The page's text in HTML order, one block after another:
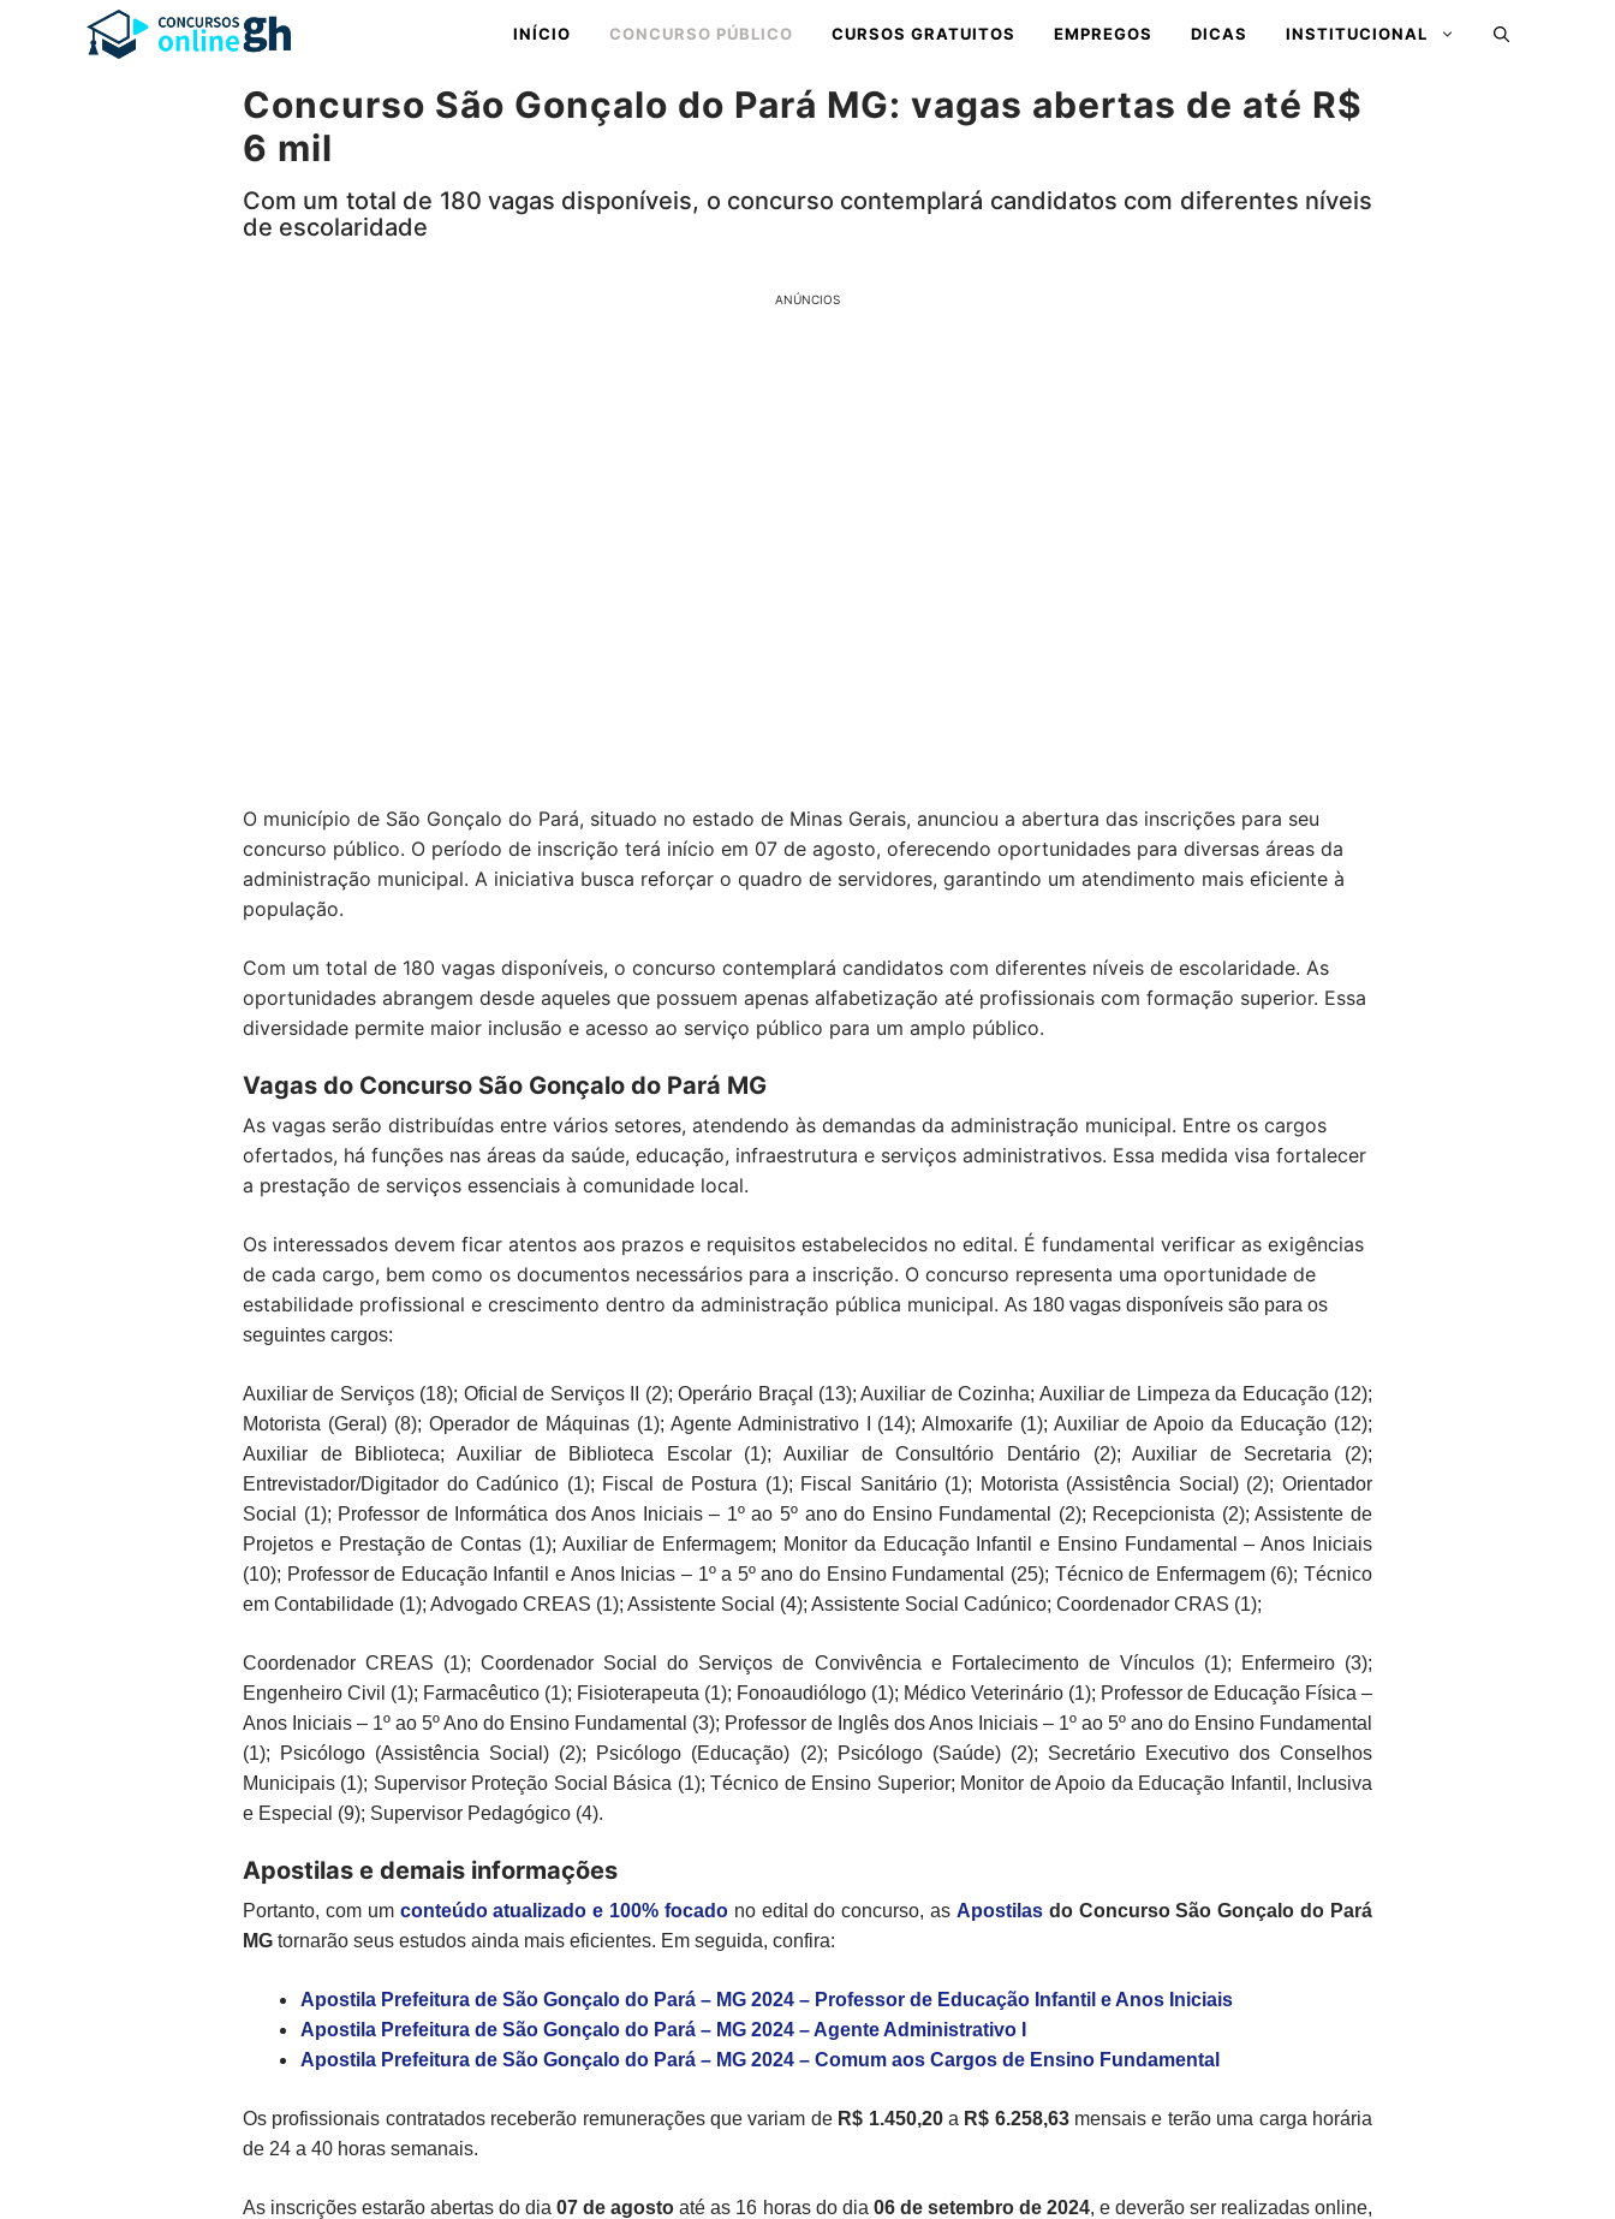
INÍCIO CONCURSO PÚBLICO CURSOS GRATUITOS EMPREGOS DICAS INSTITUCIONAL
Concurso São Gonçalo do Pará MG: vagas abertas de até R$
6 mil
Com um total de 180 vagas disponíveis, o concurso contemplará candidatos com diferentes níveis
de escolaridade
ANÚNCIOS
O município de São Gonçalo do Pará, situado no estado de Minas Gerais, anunciou a abertura das inscrições para seu
concurso público. O período de inscrição terá início em 07 de agosto, oferecendo oportunidades para diversas áreas da
administração municipal. A iniciativa busca reforçar o quadro de servidores, garantindo um atendimento mais eficiente à
população.
Com um total de 180 vagas disponíveis, o concurso contemplará candidatos com diferentes níveis de escolaridade. As
oportunidades abrangem desde aqueles que possuem apenas alfabetização até profissionais com formação superior. Essa
diversidade permite maior inclusão e acesso ao serviço público para um amplo público.
Vagas do Concurso São Gonçalo do Pará MG
As vagas serão distribuídas entre vários setores, atendendo às demandas da administração municipal. Entre os cargos
ofertados, há funções nas áreas da saúde, educação, infraestrutura e serviços administrativos. Essa medida visa fortalecer
a prestação de serviços essenciais à comunidade local.
Os interessados devem ficar atentos aos prazos e requisitos estabelecidos no edital. É fundamental verificar as exigências
de cada cargo, bem como os documentos necessários para a inscrição. O concurso representa uma oportunidade de
estabilidade profissional e crescimento dentro da administração pública municipal. As 180 vagas disponíveis são para os
seguintes cargos:
Auxiliar de Serviços (18); Oficial de Serviços II (2); Operário Braçal (13); Auxiliar de Cozinha; Auxiliar de Limpeza da Educação (12);
Motorista (Geral) (8); Operador de Máquinas (1); Agente Administrativo I (14); Almoxarife (1); Auxiliar de Apoio da Educação (12);
Auxiliar de Biblioteca; Auxiliar de Biblioteca Escolar (1); Auxiliar de Consultório Dentário (2); Auxiliar de Secretaria (2);
Entrevistador/Digitador do Cadúnico (1); Fiscal de Postura (1); Fiscal Sanitário (1); Motorista (Assistência Social) (2); Orientador
Social (1); Professor de Informática dos Anos Iniciais – 1º ao 5º ano do Ensino Fundamental (2); Recepcionista (2); Assistente de
Projetos e Prestação de Contas (1); Auxiliar de Enfermagem; Monitor da Educação Infantil e Ensino Fundamental – Anos Iniciais
(10); Professor de Educação Infantil e Anos Inicias – 1º a 5º ano do Ensino Fundamental (25); Técnico de Enfermagem (6); Técnico
em Contabilidade (1); Advogado CREAS (1); Assistente Social (4); Assistente Social Cadúnico; Coordenador CRAS (1);
Coordenador CREAS (1); Coordenador Social do Serviços de Convivência e Fortalecimento de Vínculos (1); Enfermeiro (3);
Engenheiro Civil (1); Farmacêutico (1); Fisioterapeuta (1); Fonoaudiólogo (1); Médico Veterinário (1); Professor de Educação Física –
Anos Iniciais – 1º ao 5º Ano do Ensino Fundamental (3); Professor de Inglês dos Anos Iniciais – 1º ao 5º ano do Ensino Fundamental
(1); Psicólogo (Assistência Social) (2); Psicólogo (Educação) (2); Psicólogo (Saúde) (2); Secretário Executivo dos Conselhos
Municipais (1); Supervisor Proteção Social Básica (1); Técnico de Ensino Superior; Monitor de Apoio da Educação Infantil, Inclusiva
e Especial (9); Supervisor Pedagógico (4).
Apostilas e demais informações
Portanto, com um conteúdo atualizado e 100% focadono edital do concurso, as Apostilas do Concurso São Gonçalo do Pará
MG tornarão seus estudos ainda mais eficientes. Em seguida, confira:
Apostila Prefeitura de São Gonçalo do Pará – MG 2024 – Professor de Educação Infantil e Anos Iniciais
Apostila Prefeitura de São Gonçalo do Pará – MG 2024 – Agente Administrativo I
Apostila Prefeitura de São Gonçalo do Pará – MG 2024 – Comum aos Cargos de Ensino Fundamental
Os profissionais contratados receberão remunerações que variam de R$ 1.450,20a R$ 6.258,63mensais e terão uma carga horária
de 24 a 40 horas semanais.
As inscrições estarão abertas do dia07 de agosto até as 16 horas do dia 06 de setembro de 2024, e deverão ser realizadas online,